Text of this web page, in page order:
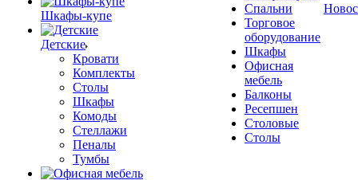
Шкафы-купе
Детские
Кровати
Комплекты
Столы
Шкафы
Комоды
Стеллажи
Пеналы
Тумбы
Спальни
Торговое
оборудование
Шкафы
Офисная
мебель
Балконы
Ресепшен
Столовые
Столы